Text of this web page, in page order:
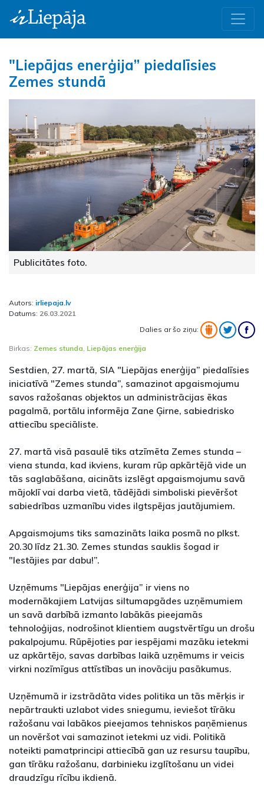
"Liepājas enerģija” piedalīsies
Zemes stundā
Publicitātes foto.
Autors: irliepaja.lv
Datums: 26.03.2021
Dalies ar šo ziņu:
Birkas: Zemes stunda, Liepājas enerģija
Sestdien, 27. martā, SIA "Liepājas enerģija” piedalīsies
iniciatīvā "Zemes stunda”, samazinot apgaismojumu
savos ražošanas objektos un administrācijas ēkas
pagalmā, portālu informēja Zane Ģirne, sabiedrisko
attiecību speciāliste.
27. martā visā pasaulē tiks atzīmēta Zemes stunda –
viena stunda, kad ikviens, kuram rūp apkārtējā vide un
tās saglabāšana, aicināts izslēgt apgaismojumu savā
mājoklī vai darba vietā, tādējādi simboliski pievēršot
sabiedrības uzmanību vides ilgtspējas jautājumiem.
Apgaismojums tiks samazināts laika posmā no plkst.
20.30 līdz 21.30. Zemes stundas sauklis šogad ir
"Iestājies par dabu!”.
Uzņēmums "Liepājas enerģija” ir viens no
modernākajiem Latvijas siltumapgādes uzņēmumiem
un savā darbībā izmanto labākās pieejamās
tehnoloģijas, nodrošinot klientiem augstvērtīgu un drošu
pakalpojumu. Rūpējoties par iespējami mazāku ietekmi
uz apkārtējo, savas darbības laikā uzņēmums ir veicis
virkni nozīmīgus attīstības un inovāciju pasākumus.
Uzņēmumā ir izstrādāta vides politika un tās mērķis ir
nepārtraukti uzlabot vides sniegumu, ieviešot tīrāku
ražošanu vai labākos pieejamos tehniskos paņēmienus
un novēršot vai samazinot ietekmi uz vidi. Politikā
noteikti pamatprincipi attiecībā gan uz resursu taupību,
gan tīrāku ražošanu, darbinieku izglītošanu un videi
draudzīgu rīcību ikdienā.